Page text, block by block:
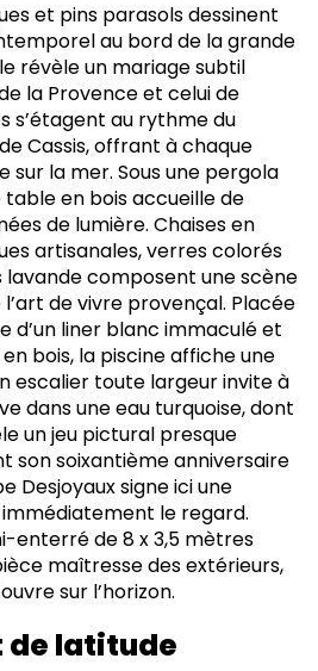
et pins parasols dessinent
au bord de la grande
révèle un mariage subtil
la Provence et celui de
s’étagent au rythme du
Cassis, offrant à chaque
sur la mer. Sous une pergola
en bois accueille de
de lumière. Chaises en
artisanales, verres colorés
composent une scène
de vivre provençal. Placée
d’un liner blanc immaculé et
bois, la piscine affiche une
escalier toute largeur invite à
dans une eau turquoise, dont
un jeu pictural presque
son soixantième anniversaire
Desjoyaux signe ici une
le regard.
enterré de 8 x 3,5 mètres
maîtresse des extérieurs,
sur l’horizon.
de latitude